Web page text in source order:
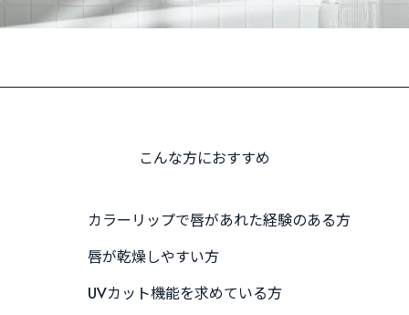
こんな方におすすめ
カラーリップで唇があれた経験のある方
唇が乾燥しやすい方
UVカット機能を求めている方